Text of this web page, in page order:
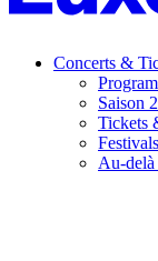
Concerts &
Saison
Tickets
Au-delà